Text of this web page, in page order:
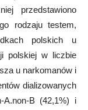
przedstawiono
rodzaju testem,
polskich u
polskiej w liczbie
u narkomanów i
dializowanych
A.non-B (42,1%) i